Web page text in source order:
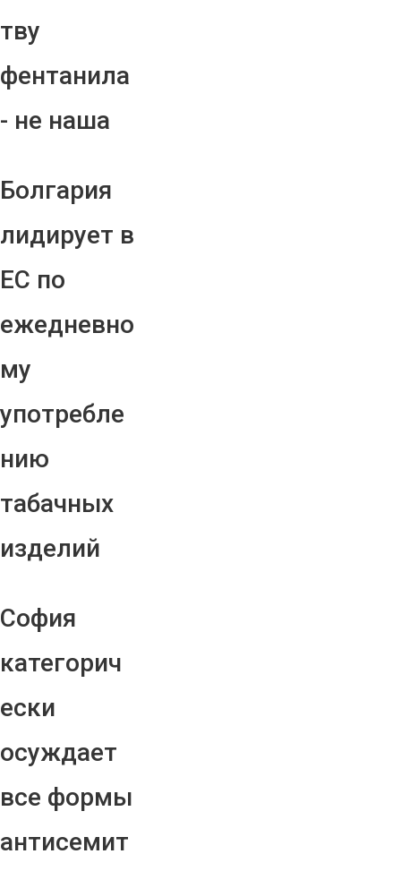
тву
фентанила
- не наша
Болгария
лидирует в
ЕС по
ежедневно
му
употребле
нию
табачных
изделий
София
категорич
ески
осуждает
все формы
антисемит